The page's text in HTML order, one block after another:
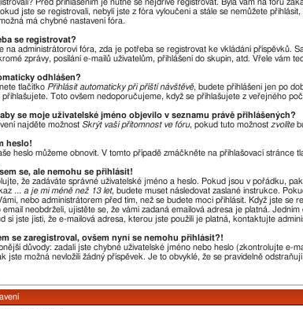
Před přihlášením je nutné se nejdříve registrovat. Byla vám na fóru
jste se registrovali, nebyli jste z fóra vyloučeni a stále se nemůžete
má chybné nastavení fóra.
se registrovat?
na administrátorovi fóra, zda je potřeba se registrovat ke vkládání příspěvků.
zprávy, posílání e-mailů uživatelům, přihlášení do skupin, atd. Vřele vám
odhlášen?
tlačítko Přihlásit automaticky při příští návštěvě, budete přihlášeni jen po
Toto ovšem nedoporučujeme, když se přihlašujete z veřejného
se moje uživatelské jméno objevilo v seznamu právě přihlášených?
najděte možnost Skrýt vaši přítomnost ve fóru, pokud tuto možnost zvolíte
heslo!
heslo můžeme obnovit. V tomto případě zmáčkněte na přihlašovací stránce
se, ale nemohu se přihlásit!
že zadáváte správné uživatelské jméno a heslo. Pokud jsou v pořádku,
... a je mi méně než 13 let, budete muset následovat zaslané instrukce.
nebo administrátorem před tím, než se budete moci přihlásit. Když jste se
neobdrželi, ujistěte se, že vámi zadaná emailová adresa je platná.
si jste jisti, že e-mailová adresa, kterou jste použili je platná, kontaktujte
se zaregistroval, ovšem nyní se nemohu přihlásit?!
důvody: zadali jste chybné uživatelské jméno nebo heslo (zkontrolujte
jste možná nevložili žádný příspěvek. Je to obvyklé, že se pravidelně